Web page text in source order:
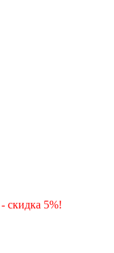
скидка 5%!